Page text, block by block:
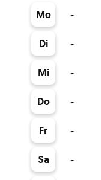
Mo -
Di -
Mi -
Do -
Fr -
Sa -